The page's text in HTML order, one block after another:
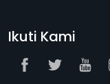
Ikuti Kami